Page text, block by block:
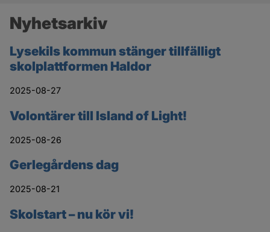
Nyhetsarkiv
Lysekils kommun stänger tillfälligt
skolplattformen Haldor
2025-08-27
Volontärer till Island of Light!
2025-08-26
Gerlegårdens dag
2025-08-21
Skolstart – nu kör vi!